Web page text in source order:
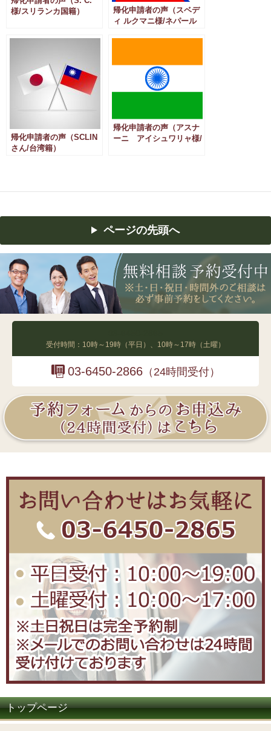
様/スリランカ国籍）
帰化申請者の声（スベデ
ィ ルクマニ様/ネパール
帰化申請者の声（SCLIN
さん/台湾籍）
帰化申請者の声（アスナ
ーニ アイシュワリャ様/
ページの先頭へ
受付時間：10時～19時（平日）、10時～17時（土曜）
03-6450-2866（24時間受付）
トップページ